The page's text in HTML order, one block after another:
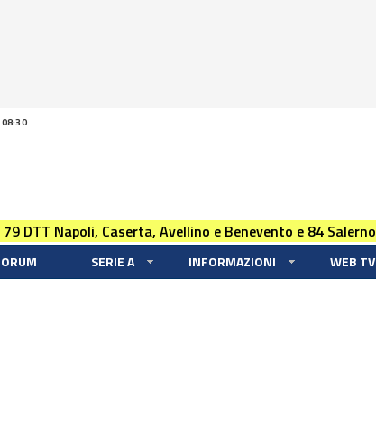
DTT Napoli, Caserta, Avellino e Benevento e 84 Salerno
SERIE A INFORMAZIONI WEB TV